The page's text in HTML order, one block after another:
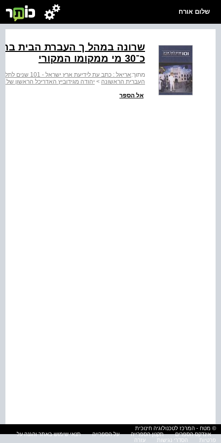
שלום אורח
כ־30 מי ממקומו המקורי
מתוך:אריאל : כתב עת לידיעת ארץ ישראל - 101 שנים לתל אביב : העיר העברית הראשונה
העברית הראשונה > יהודה מגידוביץ האדריכל הראשון של
אל הספר
© מטח - המרכז לטכנולוגיה חינוכית
אינדקס הספרים
תקנון הספרייה על הספרייה
תנאי שימוש באתר והגנה על
פרטיות
הסדרי נגישות עזרה